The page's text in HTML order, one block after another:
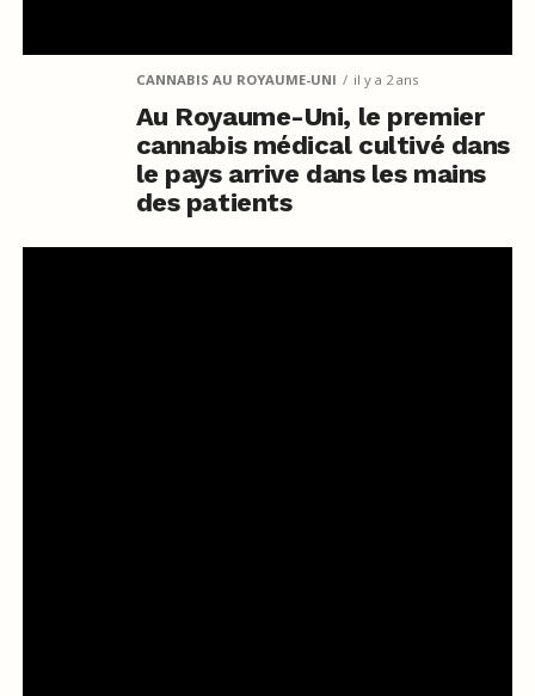
CANNABIS AU ROYAUME-UNI il y a 2 ans
Au Royaume-Uni, le premier
cannabis médical cultivé dans
le pays arrive dans les mains
des patients